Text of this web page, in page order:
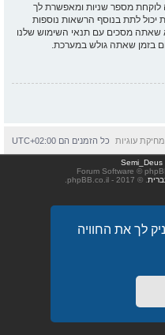
לך את החוויה
מספר שניות ומאפשרת לך
יכול לתת בנוסף הרשאות נוספות
מסכים עם תנאי השימוש שלנו
בזמן שאתה גולש במערכת.
כל הזמנים הם UTC+02:00 מחיקת עוגיות
Semi_Deus
. © 2017 - phpBB.co.il.